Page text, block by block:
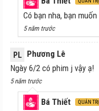
Có bạn nha, bạn
5 năm trước
PL
Phương Lê
Ngày 6/2 có phim j vậy ạ!
5 năm trước
Bá Thiết QUẢN